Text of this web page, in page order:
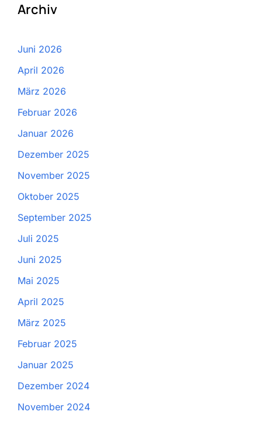
Archiv
Juni 2026
April 2026
März 2026
Februar 2026
Januar 2026
Dezember 2025
November 2025
Oktober 2025
September 2025
Juli 2025
Juni 2025
Mai 2025
April 2025
März 2025
Februar 2025
Januar 2025
Dezember 2024
November 2024